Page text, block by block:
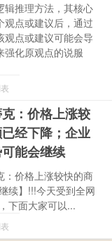
辑推理方法，其核心
观点或建议后，通过
观点或建议可能会导
强化原观点的说服
：价格上涨较
经下降；企业
能会继续
：价格上涨较快的商
续】!!!今天受到全网
下面大家可以...